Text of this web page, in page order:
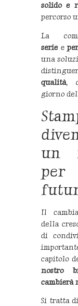
solido e
percorso
La
serie e
una
qualità,
giorno
un
per
Il
della
di
capitolo
nostro
cambierà
Si tratta